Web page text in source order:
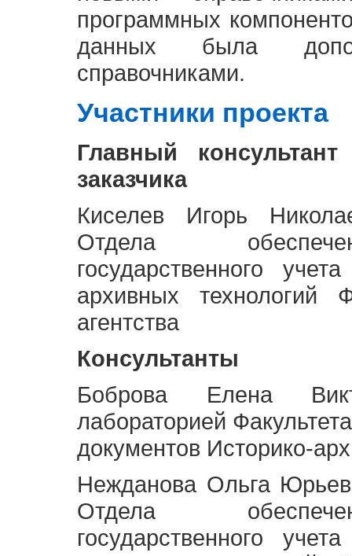
программных
данных была
справочниками.
Участники проекта
Главный
заказчика
Киселев Игорь
Отдела
государственного
архивных технологий
агентства
Консультанты
Боброва Елена
лабораторией
документов Историко-
Нежданова Ольга
Отдела
государственного